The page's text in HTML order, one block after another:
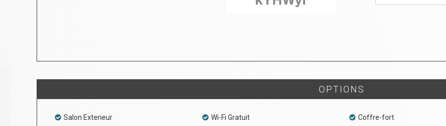
OPTIONS
Salon Exterieur
Wi-Fi Gratuit
Coffre-fort